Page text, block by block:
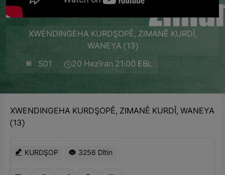
XWENDINGEHA KURDŞOPÊ, ZIMANÊ KURDÎ,
WANEYA (13)
S01
20 Hezîran 21:00 EBL
XWENDINGEHA KURDŞOPÊ, ZIMANÊ KURDÎ, WANEYA
(13)
KURDŞOP 3256 Dîtin